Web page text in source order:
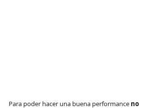
Para poder hacer una buena performance no